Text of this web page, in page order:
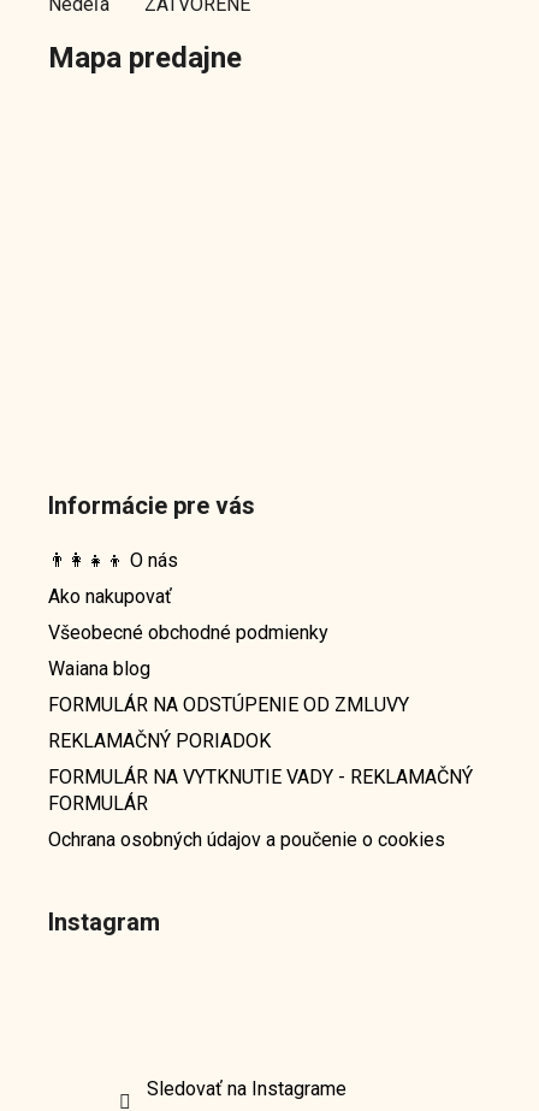
Nedeľa
ZATVORENÉ
Mapa predajne
Informácie pre vás
👨‍👩‍👧‍👦 O nás
Ako nakupovať
Všeobecné obchodné podmienky
Waiana blog
FORMULÁR NA ODSTÚPENIE OD ZMLUVY
REKLAMAČNÝ PORIADOK
FORMULÁR NA VYTKNUTIE VADY - REKLAMAČNÝ
FORMULÁR
Ochrana osobných údajov a poučenie o cookies
Instagram
Sledovať na Instagrame